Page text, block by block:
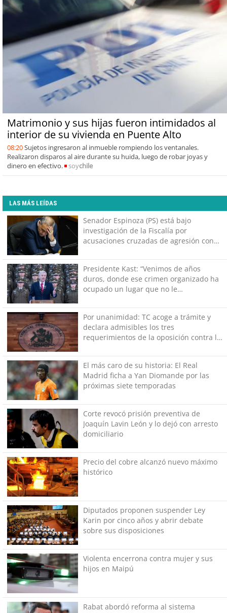
Matrimonio y sus hijas fueron intimidados al
interior de su vivienda en Puente Alto
08:20Sujetos ingresaron al inmueble rompiendo los ventanales.
Realizaron disparos al aire durante su huida, luego de robar joyas y
dinero en efectivo.
soychile
LAS MÁS LEÍDAS
Senador Espinoza (PS) está bajo
investigación de la Fiscalía por
acusaciones cruzadas de agresión con
Presidente Kast: “Venimos de años
duros, donde ese crimen organizado ha
ocupado un lugar que no le
Por unanimidad: TC acoge a trámite y
declara admisibles los tres
requerimientos de la oposición contra la
El más caro de su historia: El Real
Madrid ficha a Yan Diomande por las
próximas siete temporadas
Corte revocó prisión preventiva de
Joaquín Lavin León y lo dejó con arresto
domiciliario
Precio del cobre alcanzó nuevo máximo
histórico
Diputados proponen suspender Ley
Karin por cinco años y abrir debate
sobre sus disposiciones
Violenta encerrona contra mujer y sus
hijos en Maipú
Rabat abordó reforma al sistema